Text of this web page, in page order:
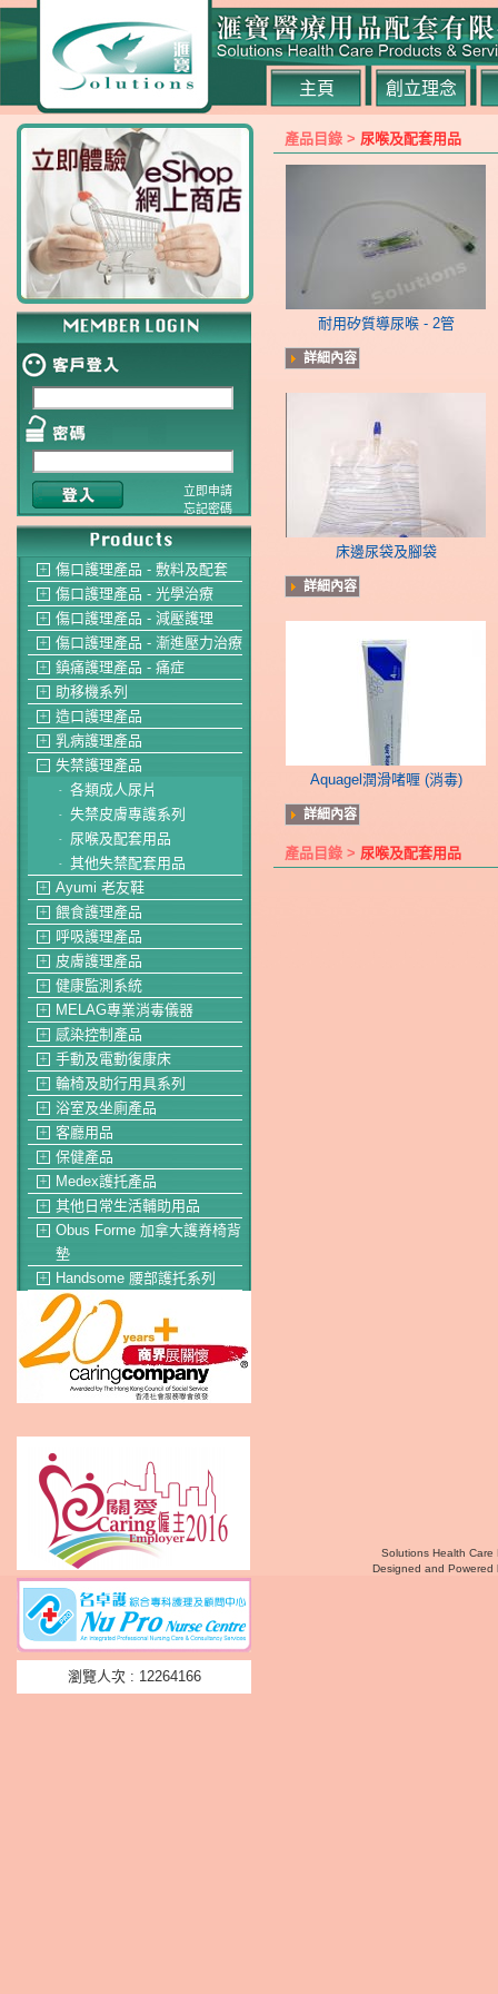
主頁 創立理念
立即申請
忘記密碼
＋ 傷口護理產品 - 敷料及配套
＋ 傷口護理產品 - 光學治療
＋ 傷口護理產品 - 減壓護理
＋ 傷口護理產品 - 漸進壓力治療
＋ 鎮痛護理產品 - 痛症
＋ 助移機系列
＋ 造口護理產品
＋ 乳病護理產品
－ 失禁護理產品
- 各類成人尿片
- 失禁皮膚專護系列
- 尿喉及配套用品
- 其他失禁配套用品
＋ Ayumi 老友鞋
＋ 餵食護理產品
＋ 呼吸護理產品
＋ 皮膚護理產品
＋ 健康監測系統
＋ MELAG專業消毒儀器
＋ 感染控制產品
＋ 手動及電動復康床
＋ 輪椅及助行用具系列
＋ 浴室及坐廁產品
＋ 客廳用品
＋ 保健產品
＋ Medex護托產品
＋ 其他日常生活輔助用品
＋
Obus Forme 加拿大護脊椅背
墊
＋ Handsome 腰部護托系列
瀏覽人次 : 12264166
產品目錄 > 尿喉及配套用品
耐用矽質導尿喉 - 2管
詳細內容
床邊尿袋及腳袋
詳細內容
Aquagel潤滑啫喱 (消毒)
詳細內容
產品目錄 > 尿喉及配套用品
Solutions Health Care
Designed and